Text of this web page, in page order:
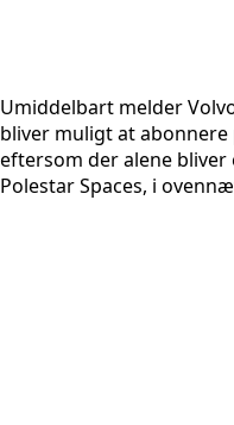
Umiddelbart melder
bliver muligt at abonnere
eftersom der alene
Polestar Spaces, i